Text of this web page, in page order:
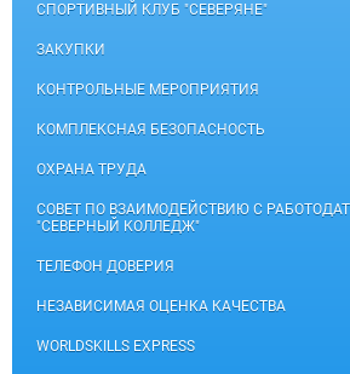
СПОРТИВНЫЙ КЛУБ "СЕВЕРЯНЕ"
ЗАКУПКИ
КОНТРОЛЬНЫЕ МЕРОПРИЯТИЯ
КОМПЛЕКСНАЯ БЕЗОПАСНОСТЬ
ОХРАНА ТРУДА
СОВЕТ ПО ВЗАИМОДЕЙСТВИЮ С
"СЕВЕРНЫЙ КОЛЛЕДЖ"
ТЕЛЕФОН ДОВЕРИЯ
НЕЗАВИСИМАЯ ОЦЕНКА КАЧЕСТВА
WORLDSKILLS EXPRESS